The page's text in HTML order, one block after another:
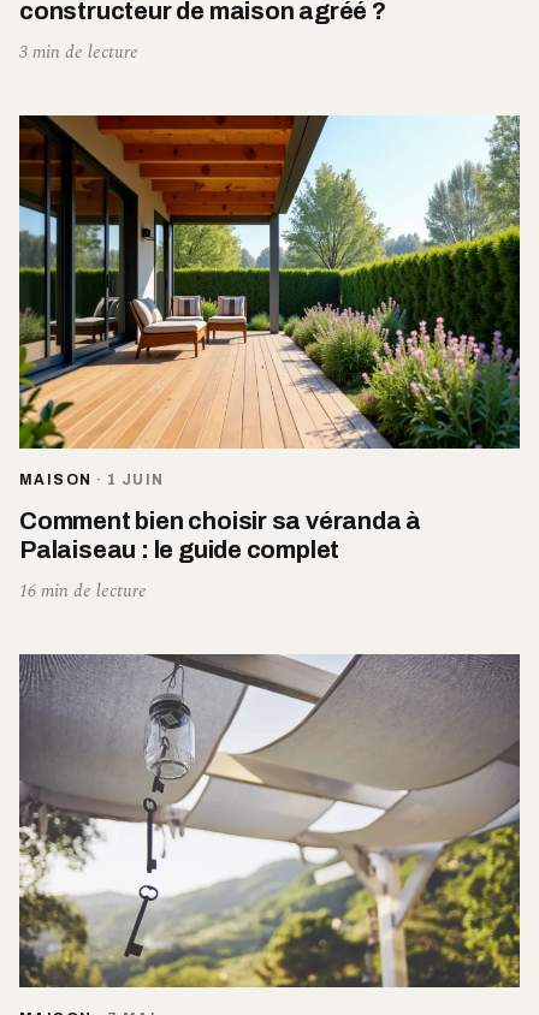
constructeur de maison agréé ?
3 min de lecture
MAISON · 1 JUIN
Comment bien choisir sa véranda à
Palaiseau : le guide complet
16 min de lecture